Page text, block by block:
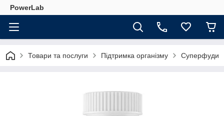
PowerLab
Товари та послуги Підтримка організму Суперфуди